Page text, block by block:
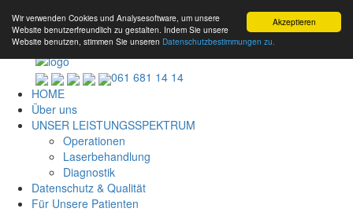
Akzeptieren
Wir verwenden Cookies und Analysesoftware, um unsere
Website benutzerfreundlich zu gestalten. Indem Sie unsere
Website benutzen, stimmen Sie unseren Datenschutzbestimmungen zu.
061 681 14 14
HOME
Über uns
UNSER LEISTUNGSSPEKTRUM
Operationen
Laserbehandlung
Diagnostik
Datenschutz & Qualität
Für Unsere Patienten